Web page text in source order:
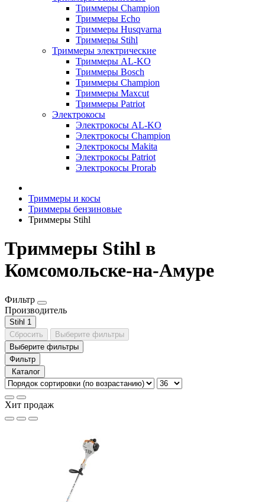
Триммеры Champion
Триммеры Echo
Триммеры Husqvarna
Триммеры Stihl
Триммеры электрические
Триммеры AL-KO
Триммеры Bosch
Триммеры Champion
Триммеры Maxcut
Триммеры Patriot
Электрокосы
Электрокосы AL-KO
Электрокосы Champion
Электрокосы Makita
Электрокосы Patriot
Электрокосы Prorab
Триммеры и косы
Триммеры бензиновые
Триммеры Stihl
Триммеры Stihl в
Комсомольске-на-Амуре
Фильтр
Производитель
Stihl 1
Сбросить
Выберите фильтры
Выберите фильтры
Фильтр
Каталог
Хит продаж